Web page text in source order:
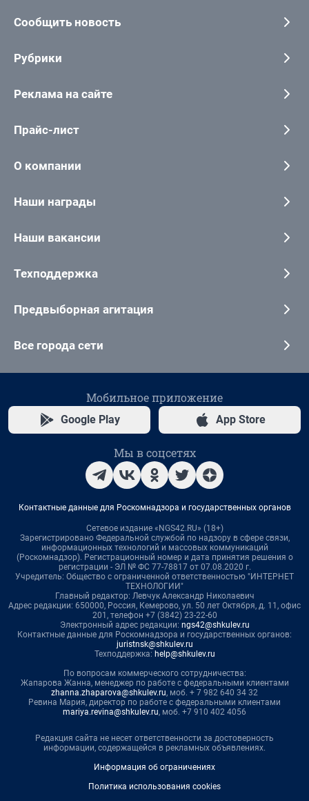
Сообщить новость
Рубрики
Реклама на сайте
Прайс-лист
О компании
Наши награды
Наши вакансии
Техподдержка
Предвыборная агитация
Все города сети
Мобильное приложение
Google Play App Store
Мы в соцсетях
Контактные данные для Роскомнадзора и государственных органов
Сетевое издание «NGS42.RU» (18+)
Зарегистрировано Федеральной службой по надзору в сфере связи,
информационных технологий и массовых коммуникаций
(Роскомнадзор). Регистрационный номер и дата принятия решения о
регистрации - ЭЛ № ФС 77-78817 от 07.08.2020 г.
Учредитель: Общество с ограниченной ответственностью "ИНТЕРНЕТ
ТЕХНОЛОГИИ"
Главный редактор: Левчук Александр Николаевич
Адрес редакции: 650000, Россия, Кемерово, ул. 50 лет Октября, д. 11, офис
201, телефон +7 (3842) 23-22-60
Электронный адрес редакции: ngs42@shkulev.ru
Контактные данные для Роскомнадзора и государственных органов:
juristnsk@shkulev.ru
Техподдержка: help@shkulev.ru
По вопросам коммерческого сотрудничества:
Жапарова Жанна, менеджер по работе с федеральными клиентами
zhanna.zhaparova@shkulev.ru, моб. + 7 982 640 34 32
Ревина Мария, директор по работе с федеральными клиентами
mariya.revina@shkulev.ru, моб. +7 910 402 4056
Редакция сайта не несет ответственности за достоверность
информации, содержащейся в рекламных объявлениях.
Информация об ограничениях
Политика использования cookies